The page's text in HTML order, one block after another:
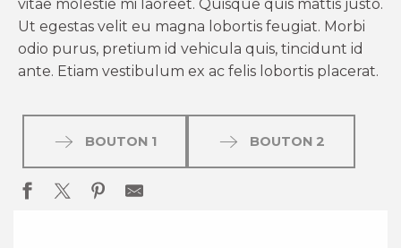
vitae molestie mi laoreet. Quisque quis mattis justo.
Ut egestas velit eu magna lobortis feugiat. Morbi
odio purus, pretium id vehicula quis, tincidunt id
ante. Etiam vestibulum ex ac felis lobortis placerat.
BOUTON 1 BOUTON 2